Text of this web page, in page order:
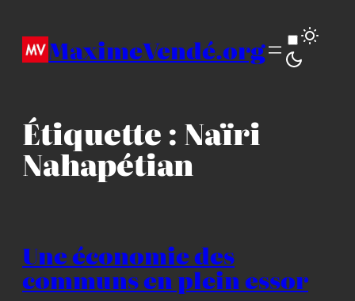
contenuMaximeVendé.org
Étiquette : Naïri
Nahapétian
Une économie des
communs en plein essor